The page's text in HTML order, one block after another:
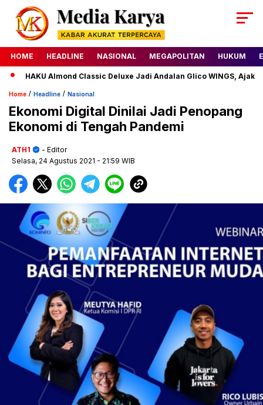
HOME HEADLINE NASIONAL MEGAPOLITAN HUKUM
HAKU Almond Classic Deluxe Jadi Andalan Glico WINGS, Ajak
Home / Headline / Nasional
Ekonomi Digital Dinilai Jadi Penopang
Ekonomi di Tengah Pandemi
ATH1
- Editor
Selasa, 24 Agustus 2021 - 21:59 WIB